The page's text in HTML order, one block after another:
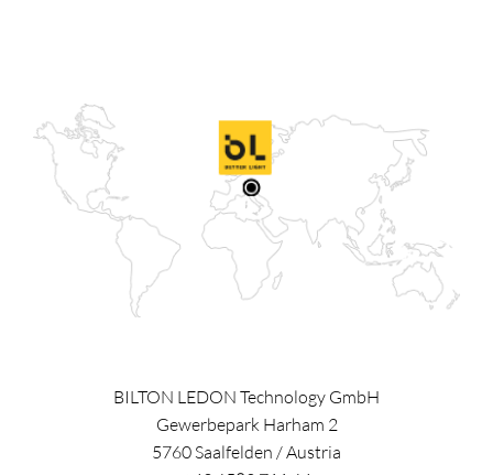
BILTON LEDON Technology GmbH
Gewerbepark Harham 2
5760Saalfelden /Austria